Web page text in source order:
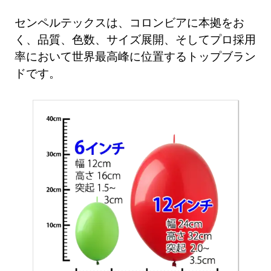
センペルテックスは、コロンビアに本拠をお
く、品質、色数、サイズ展開、そしてプロ採用
率において世界最高峰に位置するトップブラン
ドです。